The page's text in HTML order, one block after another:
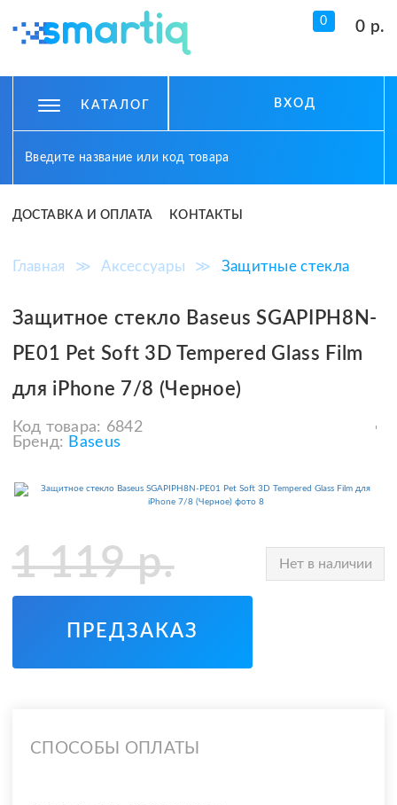
0 0 р.
КАТАЛОГ ВХОД
ДОСТАВКА И ОПЛАТА КОНТАКТЫ
Главная ≫ Аксессуары ≫ Защитные стекла
Защитное стекло Baseus SGAPIPH8N-
PE01 Pet Soft 3D Tempered Glass Film
для iPhone 7/8 (Черное)
Код товара: 6842
Бренд: Baseus
1 119р. Нет в наличии
ПРЕДЗАКАЗ
СПОСОБЫ ОПЛАТЫ